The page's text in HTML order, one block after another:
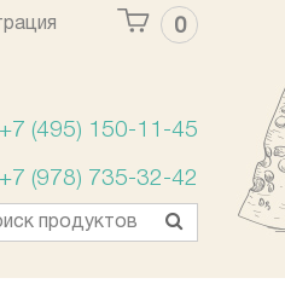
0
(495) 150-11-45
(978) 735-32-42